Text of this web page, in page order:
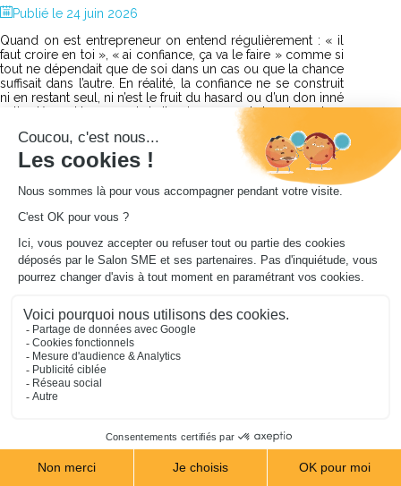
Publié le 24 juin 2026
Quand on est entrepreneur on entend régulièrement : « il
faut croire en toi », « ai confiance, ça va le faire » comme si
tout ne dépendait que de soi dans un cas ou que la chance
suffisait dans l’autre. En réalité, la confiance ne se construit
ni en restant seul, ni n’est le fruit du hasard ou d’un don inné
: elle dépend largement de l’environnement dans lequel on
évolue. Après avoir exploré l’influence de notre
écosystème puis la manière dont la comparaison peut
nourrir ou fragiliser notre confiance, ce troisième volet
nous invite à porter notre attention sur un autre levier : les
espaces de réflexion. Ces moments de recul jouent
souvent un rôle bien plus important qu’on ne l’imagine
dans la qualité de nos décisions et dans notre capacité à
avancer sereinement ?
Episode 3 du dossier «  Comment créer un
votre posture d’entrepreneur ».
Quand on entreprend, on est souvent pris dans le
quotidien : demandes, relances, imprévus, dossiers
urgents. Les journées sont pleines, les cases de l’agenda
24h. On peut ainsi passer une semaine entière à travailler
sans jamais vraiment prendre le temps de penser son
peinent à répondre à une question pourtant simple : qu’est-